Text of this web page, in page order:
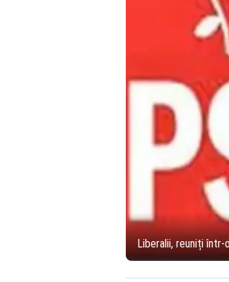
Liberalii, reuniți într-